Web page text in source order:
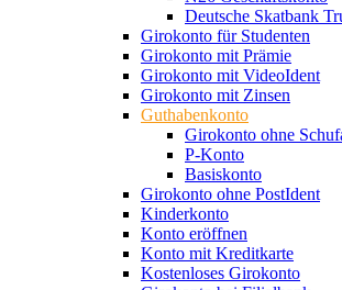
Deutsche Skatbank
Girokonto für Studenten
Girokonto mit Prämie
Girokonto mit VideoIdent
Girokonto mit Zinsen
Guthabenkonto
Girokonto ohne
P-Konto
Basiskonto
Girokonto ohne PostIdent
Kinderkonto
Konto eröffnen
Konto mit Kreditkarte
Kostenloses Girokonto